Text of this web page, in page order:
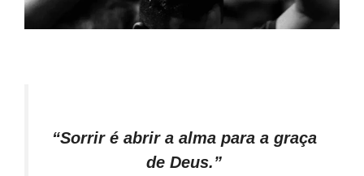
“Sorrir é abrir a alma para a graça
de Deus.”